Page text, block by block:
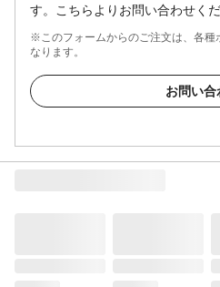
す。こちらよりお問い合わせくだ
※このフォームからのご注文は、各種
なります。
お問い合